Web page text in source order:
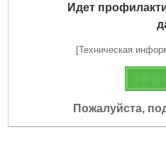
Идет
[Техническая
Пожалуйста,